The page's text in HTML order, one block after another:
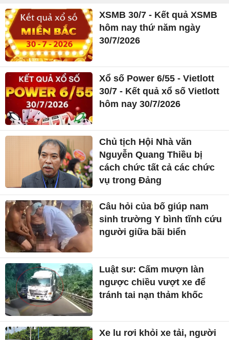
XSMB 30/7 - Kết quả XSMB
hôm nay thứ năm ngày
30/7/2026
Xổ số Power 6/55 - Vietlott
30/7 - Kết quả xổ số Vietlott
hôm nay 30/7/2026
Chủ tịch Hội Nhà văn
Nguyễn Quang Thiều bị
cách chức tất cả các chức
vụ trong Đảng
Câu hỏi của bố giúp nam
sinh trường Y bình tĩnh cứu
người giữa bãi biển
Luật sư: Cấm mượn làn
ngược chiều vượt xe để
tránh tai nạn thảm khốc
Xe lu rơi khỏi xe tải, người